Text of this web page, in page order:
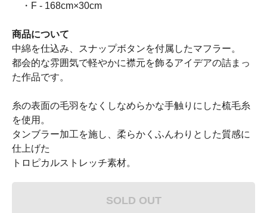
・F - 168cm×30cm
商品について
中綿を仕込み、スナップボタンを付属したマフラー。
都会的な雰囲気で軽やかに襟元を飾るアイデアの詰まっ
た作品です。
糸の表面の毛羽をなくしなめらかな手触りにした梳毛糸
を使用。
タンブラー加工を施し、柔らかくふんわりとした質感に
仕上げた
トロピカルストレッチ素材。
SOLD OUT